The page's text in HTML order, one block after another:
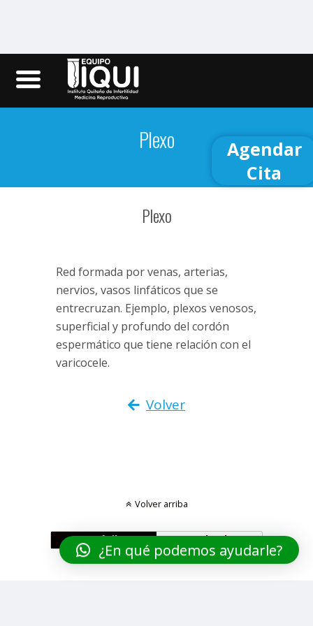
Iqui.ec
Plexo
Plexo
Red formada por venas, arterias,
nervios, vasos linfáticos que se
entrecruzan. Ejemplo, plexos venosos,
superficial y profundo del cordón
espermático que tiene relación con el
varicocele.
Volver
Volver arriba
Móvil Escritorio
Agendar
Cita
¿En qué podemos ayudarle?